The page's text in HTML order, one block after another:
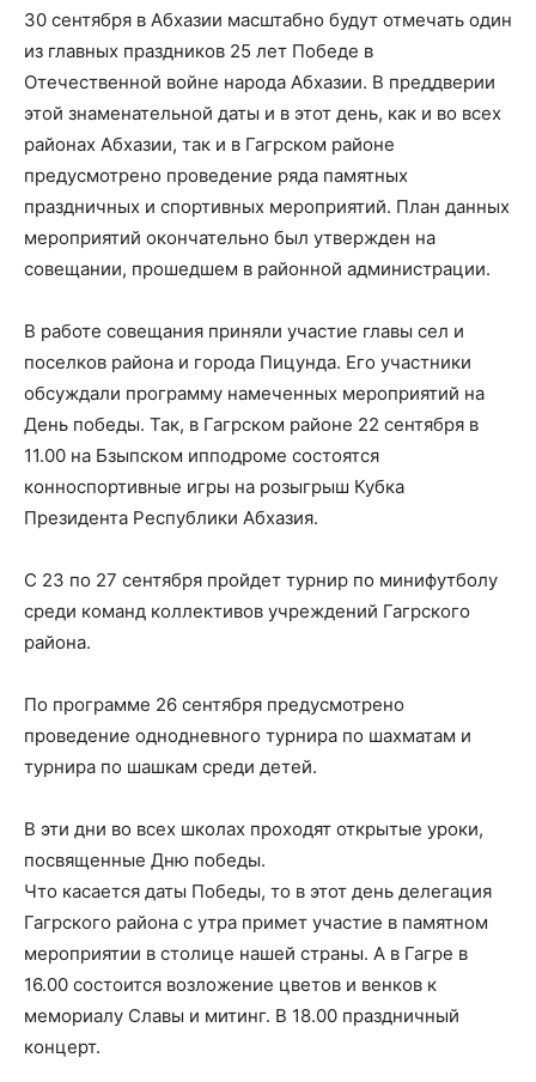
30 сентября в Абхазии масштабно будут отмечать один
из главных праздников 25 лет Победе в
Отечественной войне народа Абхазии. В преддверии
этой знаменательной даты и в этот день, как и во всех
районах Абхазии, так и в Гагрском районе
предусмотрено проведение ряда памятных
праздничных и спортивных мероприятий. План данных
мероприятий окончательно был утвержден на
совещании, прошедшем в районной администрации.
В работе совещания приняли участие главы сел и
поселков района и города Пицунда. Его участники
обсуждали программу намеченных мероприятий на
День победы. Так, в Гагрском районе 22 сентября в
11.00 на Бзыпском ипподроме состоятся
конноспортивные игры на розыгрыш Кубка
Президента Республики Абхазия.
С 23 по 27 сентября пройдет турнир по минифутболу
среди команд коллективов учреждений Гагрского
района.
По программе 26 сентября предусмотрено
проведение однодневного турнира по шахматам и
турнира по шашкам среди детей.
В эти дни во всех школах проходят открытые уроки,
посвященные Дню победы.
Что касается даты Победы, то в этот день делегация
Гагрского района с утра примет участие в памятном
мероприятии в столице нашей страны. А в Гагре в
16.00 состоится возложение цветов и венков к
мемориалу Славы и митинг. В 18.00 праздничный
концерт.